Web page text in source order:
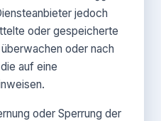
jedoch
oder gespeicherte
oder nach
auf eine
oder Sperrung der